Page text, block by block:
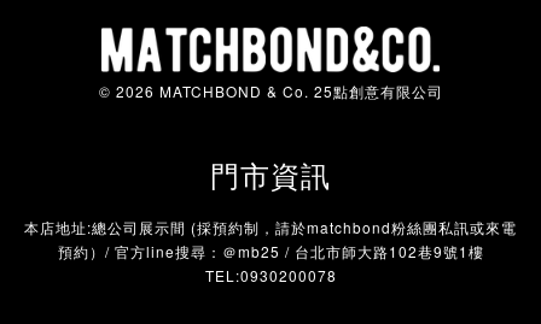
© 2026 MATCHBOND & Co. 25點創意有限公司
門市資訊
本店地址:總公司展示間 (採預約制，請於matchbond粉絲團私訊或來電
預約）/ 官方line搜尋：＠mb25 / 台北市師大路102巷9號1樓
TEL:0930200078